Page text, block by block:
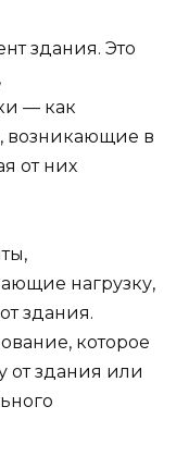
здания. Это
— как
возникающие в
от них
нагрузку,
здания.
которое
от здания или